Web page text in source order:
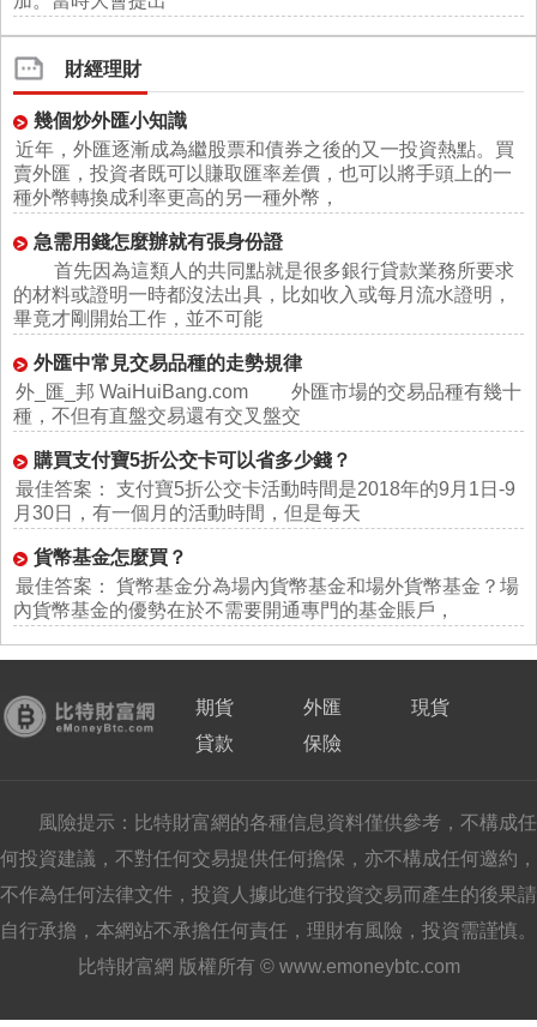
財經理財
幾個炒外匯小知識
近年，外匯逐漸成為繼股票和債券之後的又一投資熱點。買
賣外匯，投資者既可以賺取匯率差價，也可以將手頭上的一
種外幣轉換成利率更高的另一種外幣，
急需用錢怎麼辦就有張身份證
首先因為這類人的共同點就是很多銀行貸款業務所要求
的材料或證明一時都沒法出具，比如收入或每月流水證明，
畢竟才剛開始工作，並不可能
外匯中常見交易品種的走勢規律
外_匯_邦 WaiHuiBang.com 外匯市場的交易品種有幾十
種，不但有直盤交易還有交叉盤交
購買支付寶5折公交卡可以省多少錢？
最佳答案： 支付寶5折公交卡活動時間是2018年的9月1日-9
月30日，有一個月的活動時間，但是每天
貨幣基金怎麼買？
最佳答案： 貨幣基金分為場內貨幣基金和場外貨幣基金？場
內貨幣基金的優勢在於不需要開通專門的基金賬戶，
期貨 外匯
現貨
貸款
保險
風險提示：比特財富網的各種信息資料僅供參考，不構成任
何投資建議，不對任何交易提供任何擔保，亦不構成任何邀約，
不作為任何法律文件，投資人據此進行投資交易而產生的後果請
自行承擔，本網站不承擔任何責任，理財有風險，投資需謹慎。
比特財富網 版權所有 © www.emoneybtc.com